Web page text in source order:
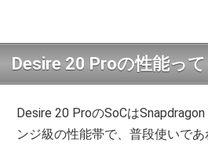
Desire 20 Proの性能っ
Desire 20 ProのSoCは
ンジ級の性能帯で、普段使いで